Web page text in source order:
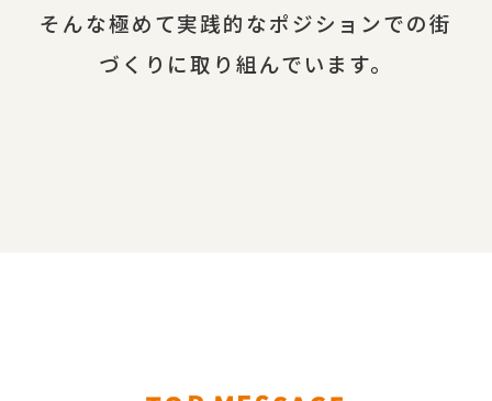
そんな極めて実践的なポジションでの街
づくりに取り組んでいます。